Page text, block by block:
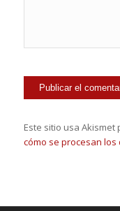
Este sitio usa
cómo se procesan